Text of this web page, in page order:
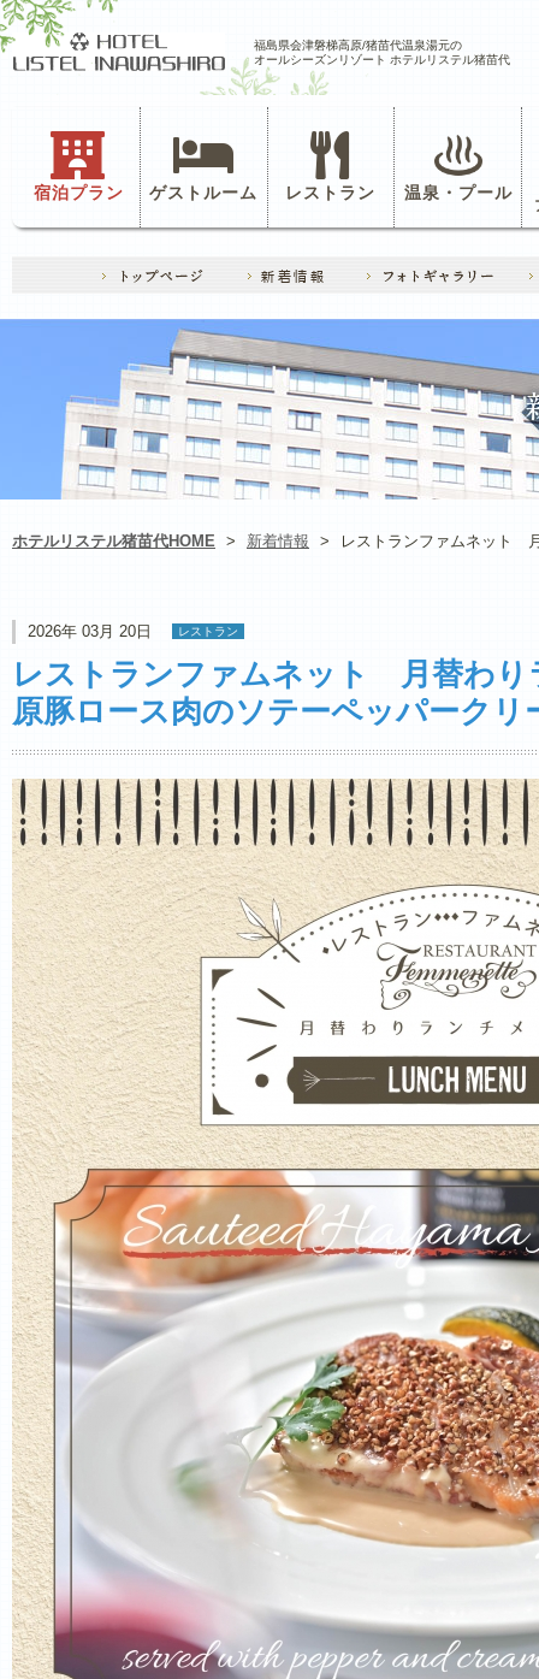
福島県会津磐梯高原/猪苗代温泉湯元の
オールシーズンリゾート ホテルリステル猪苗代
宿泊プラン ゲストルーム レストラン 温泉・プール
ホテルリステル猪苗代HOME > 新着情報 > レストランファムネット
2026年 03月 20日 レストラン
レストランファムネット 月替わり
原豚ロース肉のソテーペッパークリ